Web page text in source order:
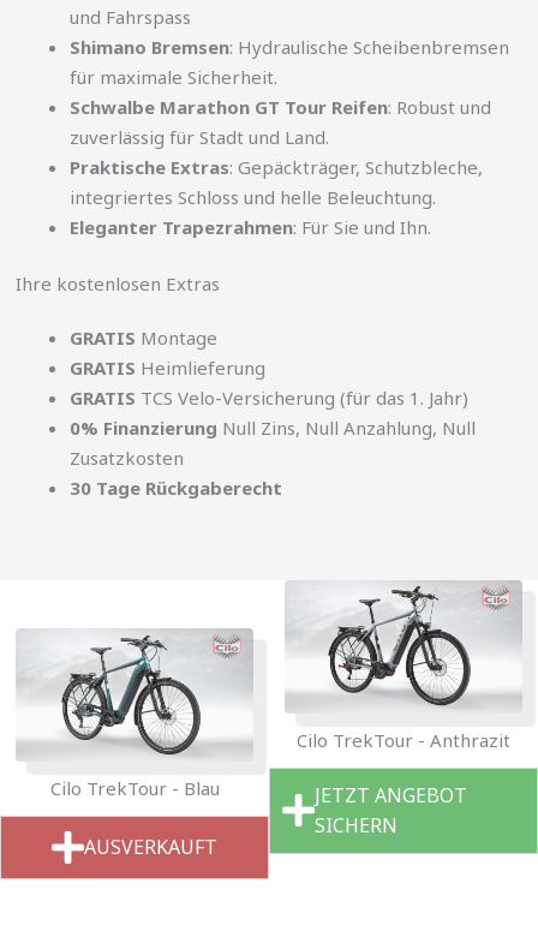
und Fahrspass
Shimano Bremsen: Hydraulische Scheibenbremsen
für maximale Sicherheit.
Schwalbe Marathon GT Tour Reifen: Robust und
zuverlässig für Stadt und Land.
Praktische Extras: Gepäckträger, Schutzbleche,
integriertes Schloss und helle Beleuchtung.
Eleganter Trapezrahmen: Für Sie und Ihn.
Ihre kostenlosen Extras
GRATIS Montage
GRATIS Heimlieferung
GRATIS TCS Velo-Versicherung (für das 1. Jahr)
0% Finanzierung Null Zins, Null Anzahlung, Null
Zusatzkosten
30 Tage Rückgaberecht
Cilo TrekTour - Blau
AUSVERKAUFT
Cilo TrekTour - Anthrazit
JETZT ANGEBOT
SICHERN